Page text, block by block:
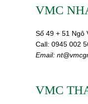
VMC
Số 49 + 51 Ngô
Call: 0945 002
Email:
VMC